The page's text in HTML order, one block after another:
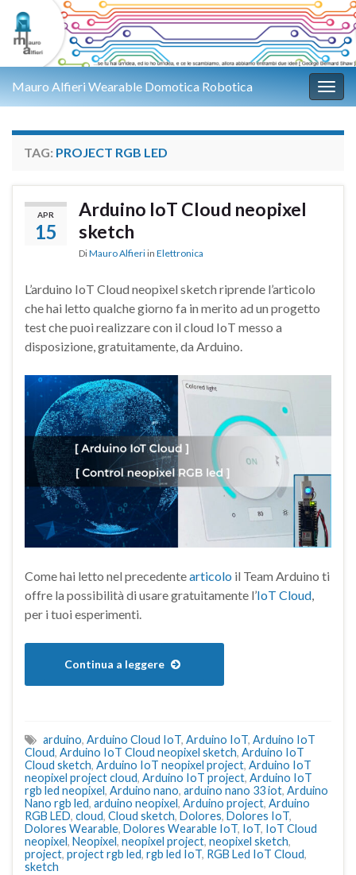
Mauro Alfieri Wearable Domotica Robotica
TAG: PROJECT RGB LED
APR
15
Arduino IoT Cloud neopixel
sketch
DiMauro Alfieri in Elettronica
L’arduino IoT Cloud neopixel sketch riprende l’articolo
che hai letto qualche giorno fa in merito ad un progetto
test che puoi realizzare con il cloud IoT messo a
disposizione, gratuitamente, da Arduino.
Come hai letto nel precedentearticolo il Team Arduino ti
offre la possibilità di usare gratuitamente l’IoT Cloud,
per i tuoi esperimenti.
Continua a leggere
arduino, Arduino Cloud IoT, Arduino IoT, Arduino IoT
Cloud, Arduino IoT Cloud neopixel sketch, Arduino IoT
Cloud sketch, Arduino IoT neopixel project, Arduino IoT
neopixel project cloud, Arduino IoT project, Arduino IoT
rgb led neopixel, Arduino nano, arduino nano 33 iot, Arduino
Nano rgb led, arduino neopixel, Arduino project, Arduino
RGB LED, cloud, Cloud sketch, Dolores, Dolores IoT,
Dolores Wearable, Dolores Wearable IoT, IoT, IoT Cloud
neopixel, Neopixel, neopixel project, neopixel sketch,
project, project rgb led, rgb led IoT, RGB Led IoT Cloud,
sketch